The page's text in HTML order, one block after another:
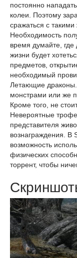
постоянно
колеи. Поэтому
сражаться с
Необходимость
время думайте, где
жизни будет
предметов,
необходимый
Летающие драконы.
монстрами или же
Кроме того, не
Невероятные
представителя
вознаграждения. В
возможность
физических
торрент, чтобы